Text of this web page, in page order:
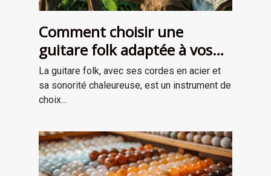
Comment choisir une
guitare folk adaptée à vos
besoins
La guitare folk, avec ses cordes en acier et
sa sonorité chaleureuse, est un instrument de
choix...